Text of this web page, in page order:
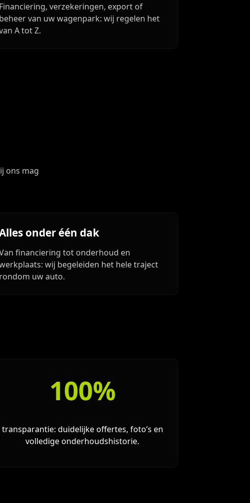
Financiering, verzekeringen, export of
beheer van uw wagenpark: wij regelen het
A tot Z.
ons mag
onder één dak
financiering tot onderhoud en
wij begeleiden het hele traject
rondom uw auto.
100%
transparantie: duidelijke offertes, foto’s en
volledige onderhoudshistorie.